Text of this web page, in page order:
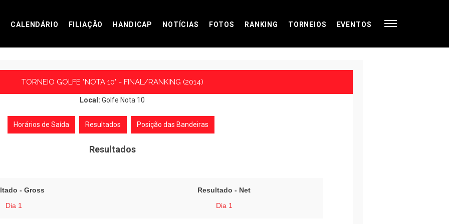
CALENDÁRIO FILIAÇÃO HANDICAP NOTÍCIAS FOTOS RANKING TORNEIOS EVENTOS
TORNEIO GOLFE "NOTA 10" - FINAL/RANKING (2014)
Local: Golfe Nota 10
Horários de Saída Resultados Posição das Bandeiras
Resultados